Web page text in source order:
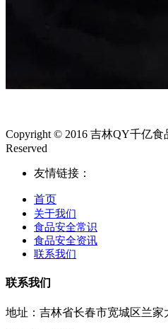
Copyright © 2016 吉林QY千亿
Reserved
友情链接：
首页
关于我们
食品安全常识
食品安全资讯
联系我们
联系我们
地址：吉林省长春市宽城区兰家